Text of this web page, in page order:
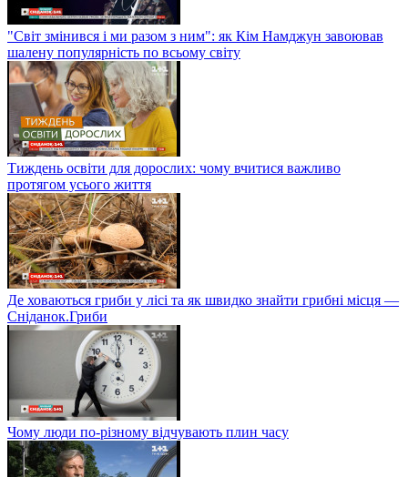
"Світ змінився і ми разом з ним": як Кім Намджун завоював
шалену популярність по всьому світу
Тиждень освіти для дорослих: чому вчитися важливо
протягом усього життя
Де ховаються гриби у лісі та як швидко знайти грибні місця —
Сніданок.Гриби
Чому люди по-різному відчувають плин часу